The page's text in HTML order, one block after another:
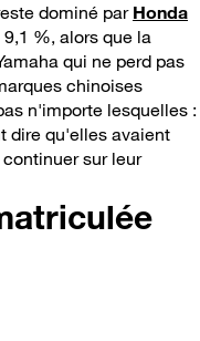
dominé par Honda
%, alors que la
qui ne perd pas
chinoises
n'importe lesquelles :
dire qu'elles avaient
sur leur